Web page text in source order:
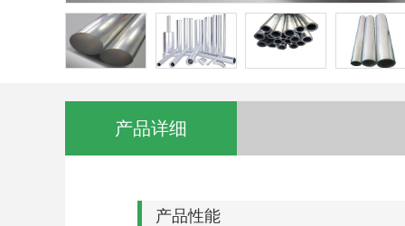
产品详细
产品性能